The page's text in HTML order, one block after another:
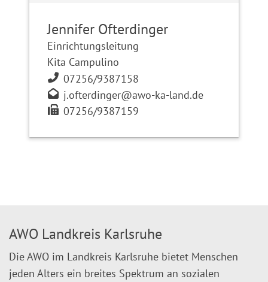
Jennifer Ofterdinger
Einrichtungsleitung
Kita Campulino
07256/9387158
j.ofterdinger@awo-ka-land.de
07256/9387159
AWO Landkreis Karlsruhe
Die AWO im Landkreis Karlsruhe bietet Menschen
jeden Alters ein breites Spektrum an sozialen